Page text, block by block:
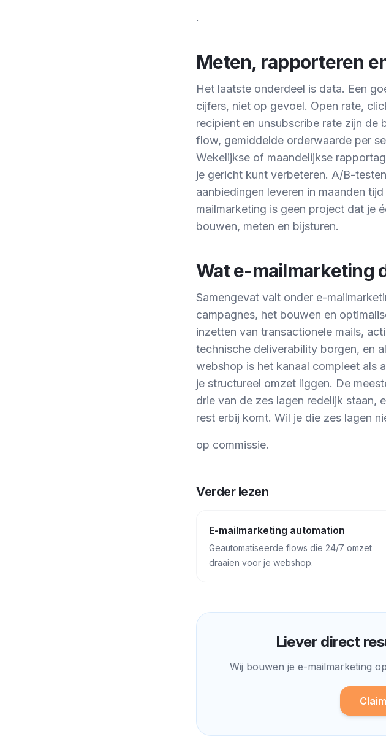
.
Meten, rapporteren
Het laatste onderdeel is data. Een
cijfers, niet op gevoel. Open rate,
recipient en unsubscribe rate zijn de
flow, gemiddelde orderwaarde per
Wekelijkse of maandelijkse
je gericht kunt verbeteren. A/B-
aanbiedingen leveren in maanden
mailmarketing is geen project dat je
bouwen, meten en bijsturen.
Wat e-mailmarketing
Samengevat valt onder e-
campagnes, het bouwen en
inzetten van transactionele mails,
technische deliverability borgen, en
webshop is het kanaal compleet als
je structureel omzet liggen. De
drie van de zes lagen redelijk staan,
rest erbij komt. Wil je die zes lagen
op commissie.
Verder lezen
E-mailmarketing automation
Geautomatiseerde flows die 24/7 omzet
draaien voor je webshop.
Liever direct
Wij bouwen je e-mailmarketing